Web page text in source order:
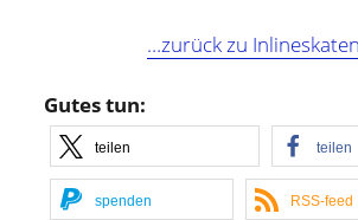
…zurück zu
Gutes tun:
teilen teilen
spenden RSS-feed